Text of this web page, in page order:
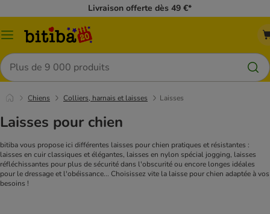
Livraison offerte dès 49 €*
Menu
Rechercher
Chiens Colliers, harnais et laisses Laisses
Laisses pour chien
bitiba vous propose ici différentes laisses pour chien pratiques et résistantes :
laisses en cuir classiques et élégantes, laisses en nylon spécial jogging, laisses
réfléchissantes pour plus de sécurité dans l'obscurité ou encore longes idéales
pour le dressage et l'obéissance... Choisissez vite la laisse pour chien adaptée à vos
besoins !